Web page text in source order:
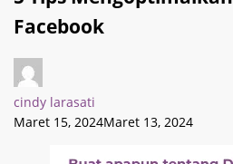
Facebook
cindy larasati
Maret 15, 2024Maret 13, 2024